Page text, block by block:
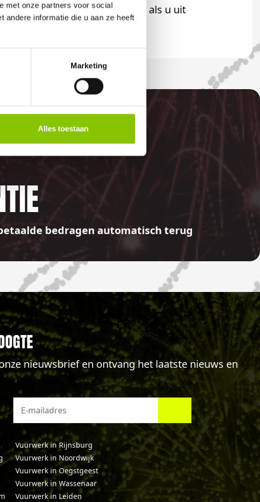
met onze partners voor social
andere informatie die u aan ze heeft
Marketing
Alles toestaan
U bent uiteraard ook welkom als u uit
bedragen automatisch terug
nieuwsbrief en ontvang het laatste nieuws en
Vuurwerk in Rijnsburg
Vuurwerk in Noordwijk
Vuurwerk in Oegstgeest
Vuurwerk in Wassenaar
Vuurwerk in Leiden